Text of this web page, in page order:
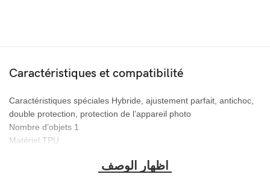
Caractéristiques et compatibilité
Caractéristiques spéciales Hybride, ajustement parfait, antichoc,
double protection, protection de l’appareil photo
Nombre d’objets ‎1
Matériel ‎TPU
Fabricant ‎COLLECTIONS WESTERN